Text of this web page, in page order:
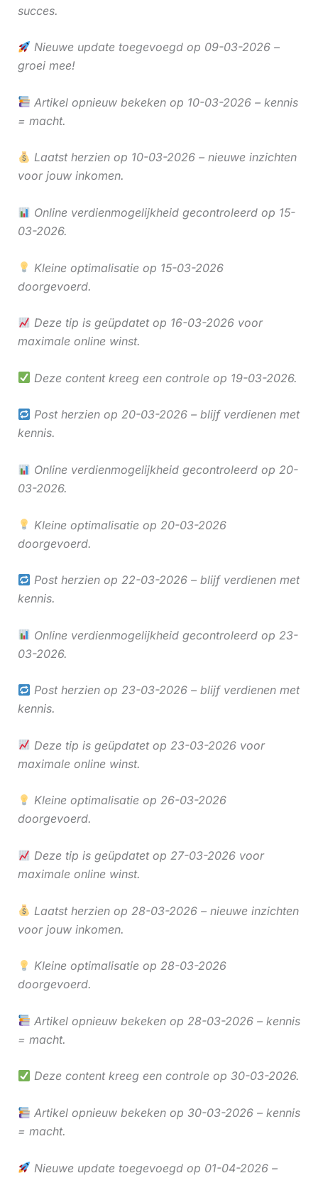
succes.
Nieuwe update toegevoegd op 09-03-2026 –
groei mee!
Artikel opnieuw bekeken op 10-03-2026 – kennis
= macht.
Laatst herzien op 10-03-2026 – nieuwe inzichten
voor jouw inkomen.
Online verdienmogelijkheid gecontroleerd op 15-
03-2026.
Kleine optimalisatie op 15-03-2026
doorgevoerd.
Deze tip is geüpdatet op 16-03-2026 voor
maximale online winst.
Deze content kreeg een controle op 19-03-2026.
Post herzien op 20-03-2026 – blijf verdienen met
kennis.
Online verdienmogelijkheid gecontroleerd op 20-
03-2026.
Kleine optimalisatie op 20-03-2026
doorgevoerd.
Post herzien op 22-03-2026 – blijf verdienen met
kennis.
Online verdienmogelijkheid gecontroleerd op 23-
03-2026.
Post herzien op 23-03-2026 – blijf verdienen met
kennis.
Deze tip is geüpdatet op 23-03-2026 voor
maximale online winst.
Kleine optimalisatie op 26-03-2026
doorgevoerd.
Deze tip is geüpdatet op 27-03-2026 voor
maximale online winst.
Laatst herzien op 28-03-2026 – nieuwe inzichten
voor jouw inkomen.
Kleine optimalisatie op 28-03-2026
doorgevoerd.
Artikel opnieuw bekeken op 28-03-2026 – kennis
= macht.
Deze content kreeg een controle op 30-03-2026.
Artikel opnieuw bekeken op 30-03-2026 – kennis
= macht.
Nieuwe update toegevoegd op 01-04-2026 –